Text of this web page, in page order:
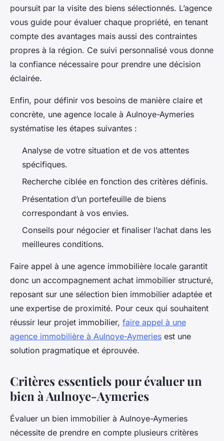
poursuit par la visite des biens sélectionnés. L’agence
vous guide pour évaluer chaque propriété, en tenant
compte des avantages mais aussi des contraintes
propres à la région. Ce suivi personnalisé vous donne
la confiance nécessaire pour prendre une décision
éclairée.
Enfin, pour définir vos besoins de manière claire et
concrète, une agence locale à Aulnoye-Aymeries
systématise les étapes suivantes :
Analyse de votre situation et de vos attentes
spécifiques.
Recherche ciblée en fonction des critères définis.
Présentation d’un portefeuille de biens
correspondant à vos envies.
Conseils pour négocier et finaliser l’achat dans les
meilleures conditions.
Faire appel à une agence immobilière locale garantit
donc un accompagnement achat immobilier structuré,
reposant sur une sélection bien immobilier adaptée et
une expertise de proximité. Pour ceux qui souhaitent
réussir leur projet immobilier, faire appel à une
agence immobilière à Aulnoye-Aymeries est une
solution pragmatique et éprouvée.
Critères essentiels pour évaluer un
bien à Aulnoye-Aymeries
Évaluer un bien immobilier à Aulnoye-Aymeries
nécessite de prendre en compte plusieurs critères